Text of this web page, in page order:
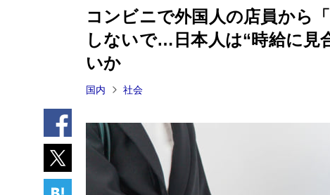
コンビニで外国人の店員から
しないで…日本人は“時給に見
いか
国内 社会